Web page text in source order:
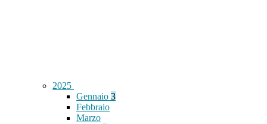
2025
Gennaio 3
Febbraio
Marzo